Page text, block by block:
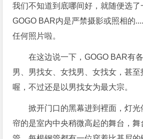
我们不知道到底哪间好，就随便选了
GOGO BAR内是严禁摄影或照相的
任何照片啦。
在这边说一下，GOGO BAR有
男、男找女、女找男、女找女，甚
喔，不过还是以男找女为最大宗。
掀开门口的黑幕进到裡面，灯
帘的是室内中央稍微高起的舞台，舞